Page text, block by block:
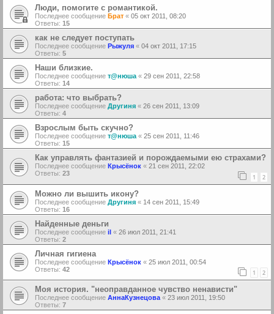
Люди, помогите с романтикой.
Последнее сообщение Брат « 05 окт 2011, 08:20
Ответы: 15
как не следует поступать
Последнее сообщение Рыжуля « 04 окт 2011, 17:15
Ответы: 5
Наши близкие.
Последнее сообщение т@нюша « 29 сен 2011, 22:58
Ответы: 14
работа: что выбрать?
Последнее сообщение Другиня « 26 сен 2011, 13:09
Ответы: 4
Взрослым быть скучно?
Последнее сообщение т@нюша « 25 сен 2011, 11:46
Ответы: 15
Как управлять фантазией и порождаемыми ею страхами?
Последнее сообщение Крысёнок « 21 сен 2011, 22:02
Ответы: 23 1 2
Можно ли вышить икону?
Последнее сообщение Другиня « 14 сен 2011, 15:49
Ответы: 16
Найденные деньги
Последнее сообщение il « 26 июл 2011, 21:41
Ответы: 2
Личная гигиена
Последнее сообщение Крысёнок « 25 июл 2011, 00:54
Ответы: 42 1 2
Моя история. "неоправданное чувство ненависти"
Последнее сообщение АннаКузнецова « 23 июл 2011, 19:50
Ответы: 7